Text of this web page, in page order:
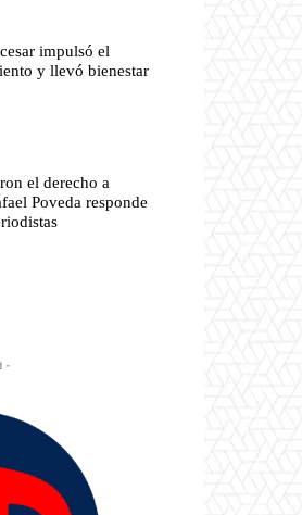
impulsó el
y llevó bienestar
el derecho a
Poveda responde
-